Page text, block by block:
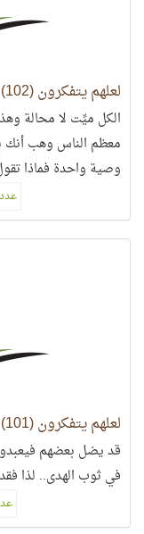
لعلهم يتفكرون (102)
الكل ميِّت لا محالة
معظم الناس وهب أنك
وصية واحدة فماذا
لعلهم يتفكرون (101)
قد يضل بعضهم فيعبدون
في ثوب الهدى.. لذا